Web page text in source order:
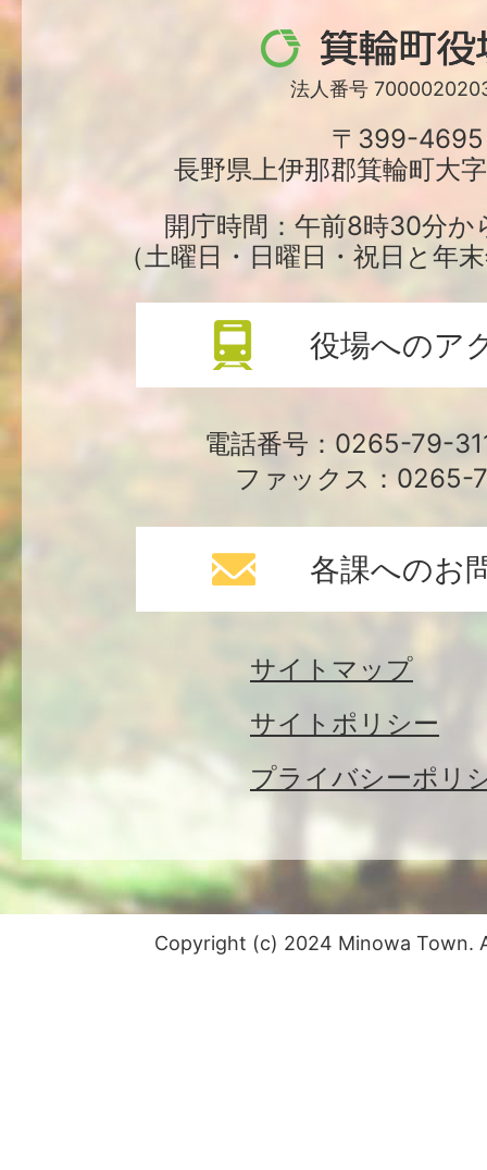
箕
輪
役
場
法人番号
〒399-4695
長野県上伊那郡箕輪町大
開庁時間：午前8時30分か
（土曜日・日曜日・祝日と年
役場へのア
電話番号：0265-79-
ファックス：0265-
各課へのお
サイトマップ
サイトポリシー
プライバシーポリ
Copyright (c) 2024 Minowa Town.